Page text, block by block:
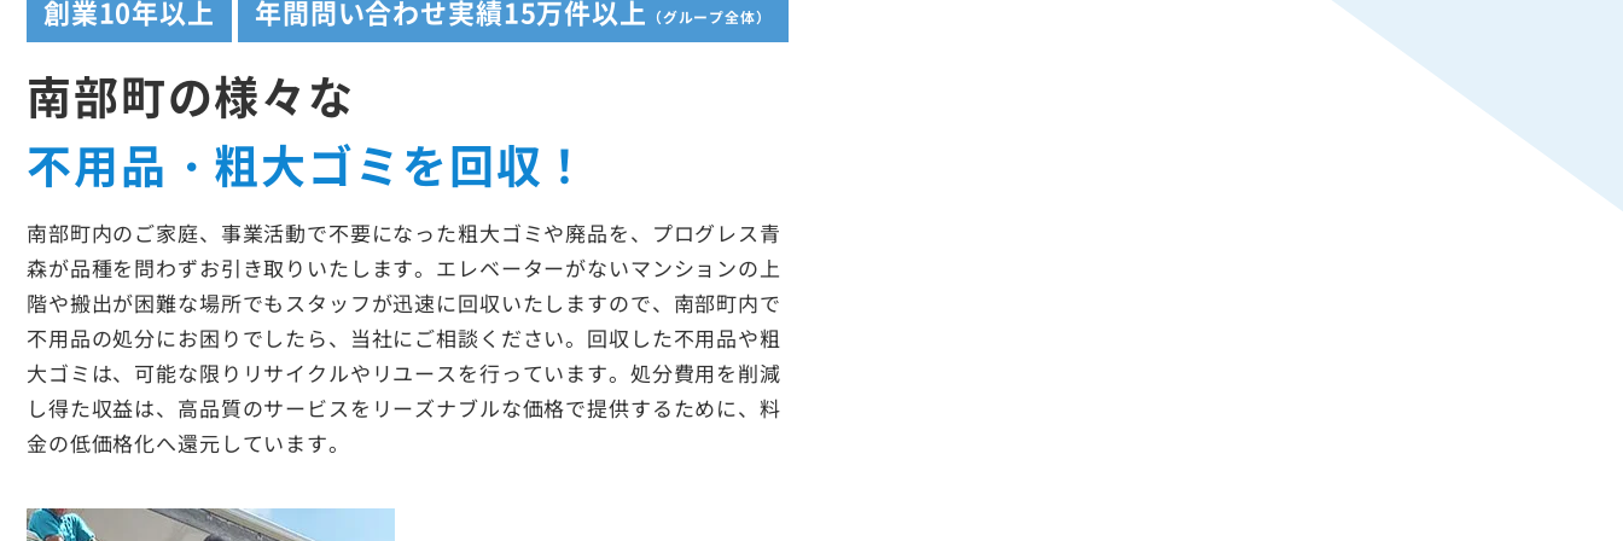
創業10年以上 年間問い合わせ実績15万件以上 （グループ全体）
南部町の様々な
不用品・粗大ゴミを回収！
南部町内のご家庭、事業活動で不要になった粗大ゴミや廃品を、プログレス青
森が品種を問わずお引き取りいたします。エレベーターがないマンションの上
階や搬出が困難な場所でもスタッフが迅速に回収いたしますので、南部町内で
不用品の処分にお困りでしたら、当社にご相談ください。回収した不用品や粗
大ゴミは、可能な限りリサイクルやリユースを行っています。処分費用を削減
し得た収益は、高品質のサービスをリーズナブルな価格で提供するために、料
金の低価格化へ還元しています。